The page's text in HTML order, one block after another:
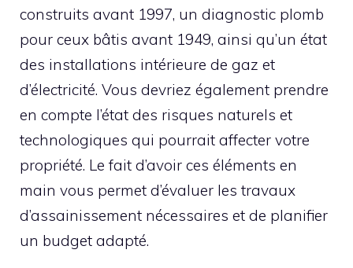
construits avant 1997, un diagnostic plomb
pour ceux bâtis avant 1949, ainsi qu’un état
des installations intérieure de gaz et
d’électricité. Vous devriez également prendre
en compte l’état des risques naturels et
technologiques qui pourrait affecter votre
propriété. Le fait d’avoir ces éléments en
main vous permet d’évaluer les travaux
d’assainissement nécessaires et de planifier
un budget adapté.